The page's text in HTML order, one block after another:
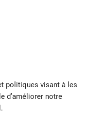
politiques visant à les
d’améliorer notre